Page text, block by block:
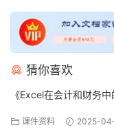
猜你喜欢
《Excel在会计和财务
课件资料 2025-